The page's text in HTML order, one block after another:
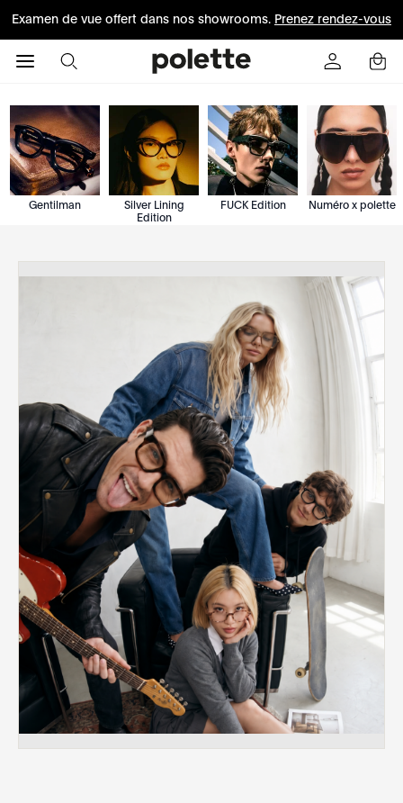
Examen de vue offert dans nos showrooms. Prenez rendez-vous
Gentilman
Silver Lining
Edition
FUCK Edition Numéro x polette